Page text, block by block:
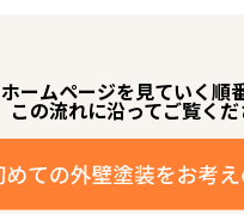
ホームページを見ていく順
この流れに沿ってご覧くだ